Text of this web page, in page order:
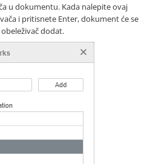
u dokumentu. Kada nalepite ovaj
i pritisnete Enter, dokument će se
dodat.